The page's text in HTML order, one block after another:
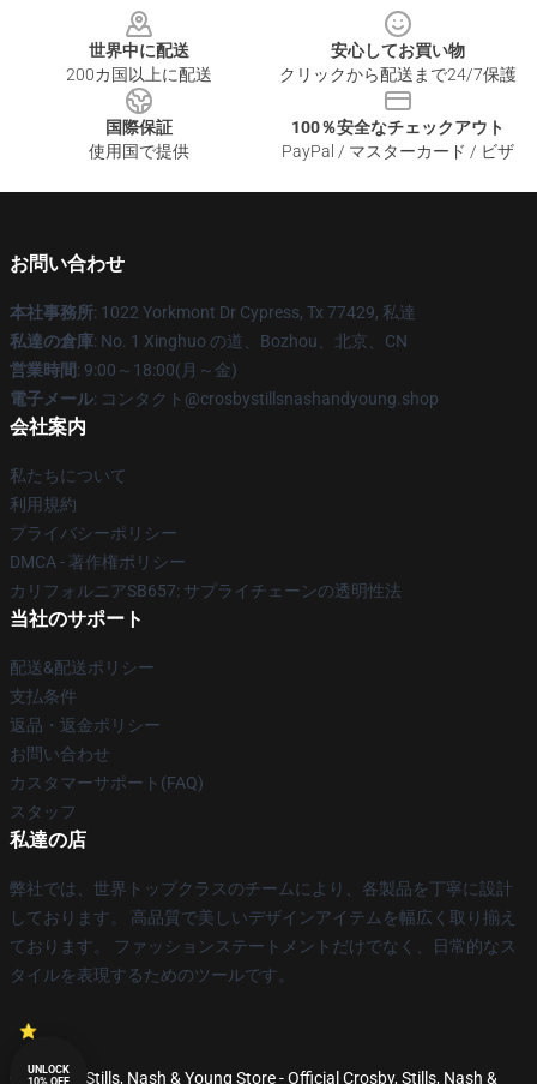
世界中に配送
200カ国以上に配送
安心してお買い物
クリックから配送まで24/7保護
国際保証
使用国で提供
100％安全なチェックアウト
PayPal / マスターカード / ビザ
お問い合わせ
本社事務所: 1022 Yorkmont Dr Cypress, Tx 77429, 私達
私達の倉庫: No. 1 Xinghuo の道、Bozhou、北京、CN
営業時間: 9:00～18:00(月～金)
電子メール: コンタクト@crosbystillsnashandyoung.shop
会社案内
私たちについて
利用規約
プライバシーポリシー
DMCA - 著作権ポリシー
カリフォルニアSB657: サプライチェーンの透明性法
当社のサポート
配送&配送ポリシー
支払条件
返品・返金ポリシー
お問い合わせ
カスタマーサポート(FAQ)
スタッフ
私達の店
弊社では、世界トップクラスのチームにより、各製品を丁寧に設計
しております。 高品質で美しいデザインアイテムを幅広く取り揃え
ております。 ファッションステートメントだけでなく、日常的なス
タイルを表現するためのツールです。
© Crosby, Stills, Nash & Young Store - Official Crosby, Stills, Nash &
UNLOCK
10% OFF